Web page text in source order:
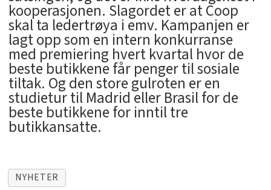
kooperasjonen. Slagordet er at Coop
skal ta ledertrøya i emv. Kampanjen er
lagt opp som en intern konkurranse
med premiering hvert kvartal hvor de
beste butikkene får penger til sosiale
tiltak. Og den store gulroten er en
studietur til Madrid eller Brasil for de
beste butikkene for inntil tre
butikkansatte.
NYHETER